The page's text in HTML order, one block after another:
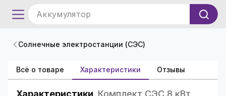
Аккумулятор
Солнечные электростанции (СЭС)
Всё о товаре Характеристики Отзывы
Характеристики Комплект СЭС 8 кВт